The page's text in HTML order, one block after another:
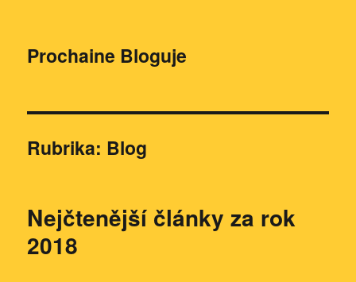
Prochaine Bloguje
Rubrika: Blog
Nejčtenější články za rok
2018